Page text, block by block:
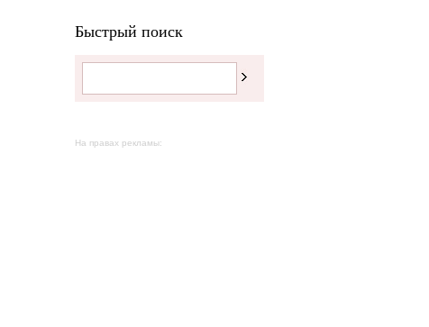
Быстрый поиск
На правах рекламы: